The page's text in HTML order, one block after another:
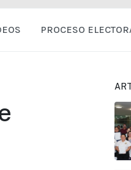
PROCESO